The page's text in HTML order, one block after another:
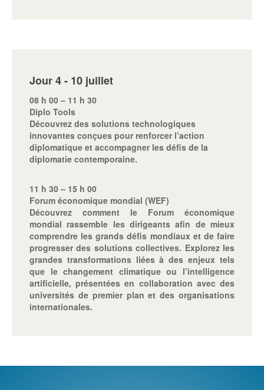
Jour 4 - 10 juillet
08 h 00 – 11 h 30
Diplo Tools
Découvrez des solutions technologiques
innovantes conçues pour renforcer l’action
diplomatique et accompagner les défis de la
diplomatie contemporaine.
11 h 30 – 15 h 00
Forum économique mondial (WEF)
Découvrez comment le Forum économique
mondial rassemble les dirigeants afin de mieux
comprendre les grands défis mondiaux et de faire
progresser des solutions collectives. Explorez les
grandes transformations liées à des enjeux tels
que le changement climatique ou l’intelligence
artificielle, présentées en collaboration avec des
universités de premier plan et des organisations
internationales.